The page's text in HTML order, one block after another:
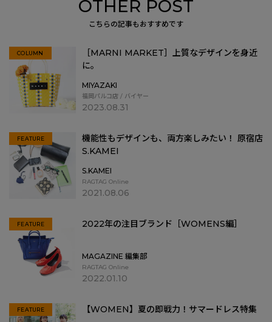
OTHER POST
こちらの記事もおすすめです
COLUMN
［MARNI MARKET］上質なデザインを身近
に。
MIYAZAKI
福岡パルコ店 / バイヤー
2023.08.31
FEATURE
機能性もデザインも、両方楽しみたい！ 原宿店
S.KAMEI
S.KAMEI
RAGTAG Online
2021.08.06
FEATURE 2022年の注目ブランド［WOMENS編］
MAGAZINE 編集部
RAGTAG Online
2022.01.10
FEATURE 【WOMEN】夏の即戦力！サマードレス特集